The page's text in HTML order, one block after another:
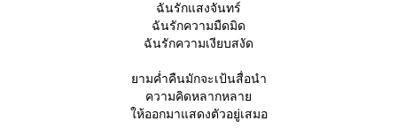
ฉันรักแสงจันทร์
ฉันรักความมืดมิด
ฉันรักความเงียบสงัด
ามค่ำคืนมักจะเป้นสื่อนำ
ความคิดหลากหลา
ห้ออกมาแสดงตัวอยู่เสมอ